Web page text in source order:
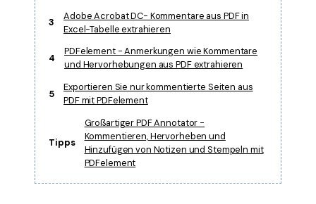
3
Adobe Acrobat DC- Kommentare aus PDF in
Excel-Tabelle extrahieren
4
PDFelement - Anmerkungen wie Kommentare
und Hervorhebungen aus PDF extrahieren
5
Exportieren Sie nur kommentierte Seiten aus
PDF mit PDFelement
Tipps
Großartiger PDF Annotator -
Kommentieren, Hervorheben und
Hinzufügen von Notizen und Stempeln mit
PDFelement